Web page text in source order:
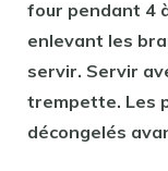
four pendant 4
enlevant les
servir. Servir
trempette. Les
décongelés